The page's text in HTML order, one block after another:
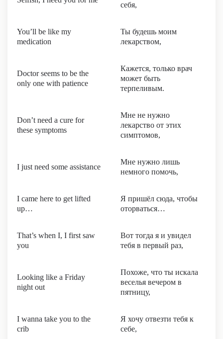
себя,
You’ll be like my
medication
Ты будешь моим
лекарством,
Doctor seems to be the
only one with patience
Кажется, только врач
может быть
терпеливым.
Don’t need a cure for
these symptoms
Мне не нужно
лекарство от этих
симптомов,
I just need some assistance
Мне нужно лишь
немного помочь,
I came here to get lifted
up…
Я пришёл сюда, чтобы
оторваться…
That’s when I, I first saw
you
Вот тогда я и увидел
тебя в первый раз,
Looking like a Friday
night out
Похоже, что ты искала
веселья вечером в
пятницу,
I wanna take you to the
crib
Я хочу отвезти тебя к
себе,